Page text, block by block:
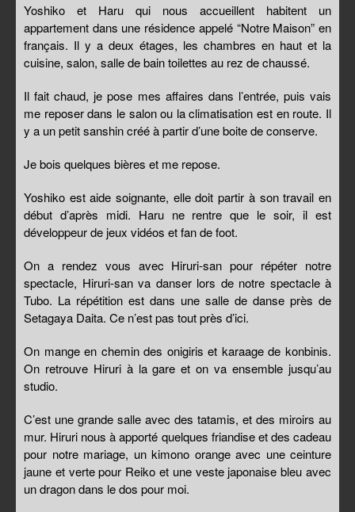
Yoshiko et Haru qui nous accueillent habitent un
appartement dans une résidence appelé “Notre Maison” en
français. Il y a deux étages, les chambres en haut et la
cuisine, salon, salle de bain toilettes au rez de chaussé.
Il fait chaud, je pose mes affaires dans l’entrée, puis vais
me reposer dans le salon ou la climatisation est en route. Il
y a un petit sanshin créé à partir d’une boite de conserve.
Je bois quelques bières et me repose.
Yoshiko est aide soignante, elle doit partir à son travail en
début d’après midi. Haru ne rentre que le soir, il est
développeur de jeux vidéos et fan de foot.
On a rendez vous avec Hiruri-san pour répéter notre
spectacle, Hiruri-san va danser lors de notre spectacle à
Tubo. La répétition est dans une salle de danse près de
Setagaya Daita. Ce n’est pas tout près d’ici.
On mange en chemin des onigiris et karaage de konbinis.
On retrouve Hiruri à la gare et on va ensemble jusqu’au
studio.
C’est une grande salle avec des tatamis, et des miroirs au
mur. Hiruri nous à apporté quelques friandise et des cadeau
pour notre mariage, un kimono orange avec une ceinture
jaune et verte pour Reiko et une veste japonaise bleu avec
un dragon dans le dos pour moi.